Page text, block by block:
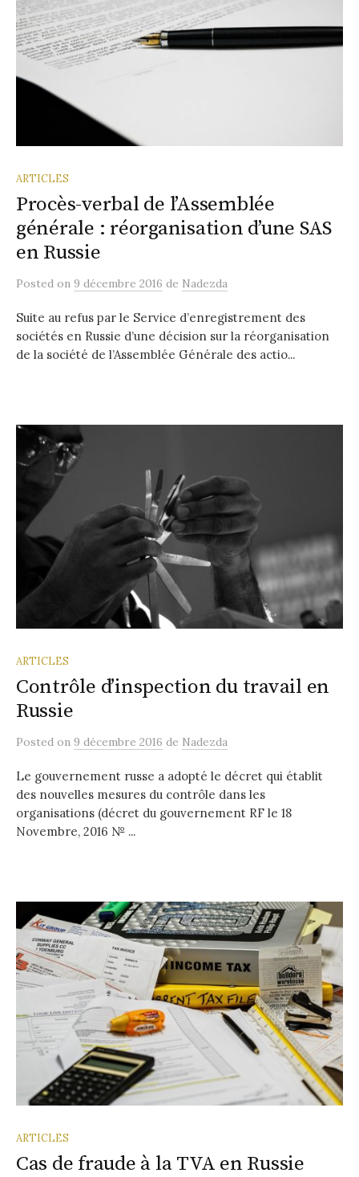
ARTICLES
Procès-verbal de l’Assemblée
générale : réorganisation d’une SAS
en Russie
Posted on 9 décembre 2016 de Nadezda
Suite au refus par le Service d’enregistrement des
sociétés en Russie d’une décision sur la réorganisation
de la société de l’Assemblée Générale des actio...
ARTICLES
Contrôle d’inspection du travail en
Russie
Posted on 9 décembre 2016 de Nadezda
Le gouvernement russe a adopté le décret qui établit
des nouvelles mesures du contrôle dans les
organisations (décret du gouvernement RF le 18
Novembre, 2016 № ...
ARTICLES
Cas de fraude à la TVA en Russie